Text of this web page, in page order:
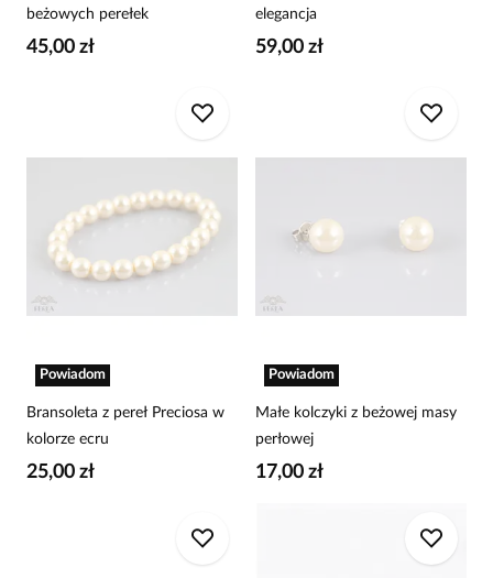
beżowych perełek
45,00 zł
elegancja
59,00 zł
Powiadom
Bransoleta z pereł Preciosa w
kolorze ecru
25,00 zł
Powiadom
Małe kolczyki z beżowej masy
perłowej
17,00 zł